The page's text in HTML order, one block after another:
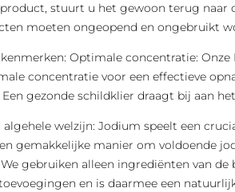
stuurt u het gewoon terug naar
moeten ongeopend en ongebruikt
Optimale concentratie:
concentratie voor een effectieve
gezonde schildklier draagt bij aan
welzijn: Jodium speelt een
gemakkelijke manier om voldoende
gebruiken alleen ingrediënten van
en is daarmee een